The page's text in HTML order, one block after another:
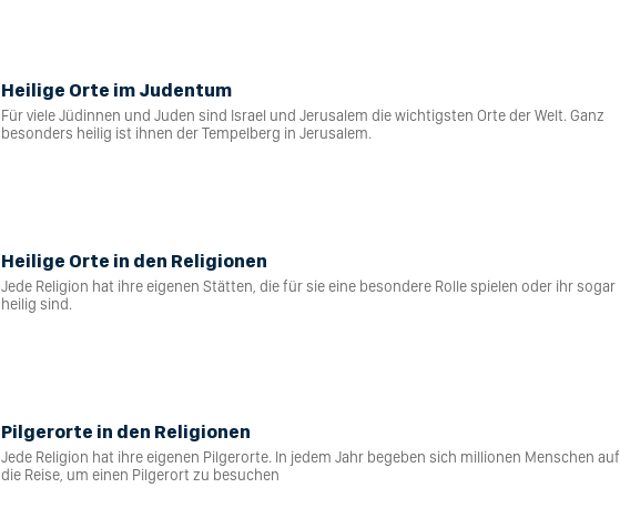
Heilige Orte im Judentum
Für viele Jüdinnen und Juden sind Israel und Jerusalem die wichtigsten Orte der Welt. Ganz
besonders heilig ist ihnen der Tempelberg in Jerusalem.
Heilige Orte in den Religionen
Jede Religion hat ihre eigenen Stätten, die für sie eine besondere Rolle spielen oder ihr sogar
heilig sind.
Pilgerorte in den Religionen
Jede Religion hat ihre eigenen Pilgerorte. In jedem Jahr begeben sich millionen Menschen auf
die Reise, um einen Pilgerort zu besuchen